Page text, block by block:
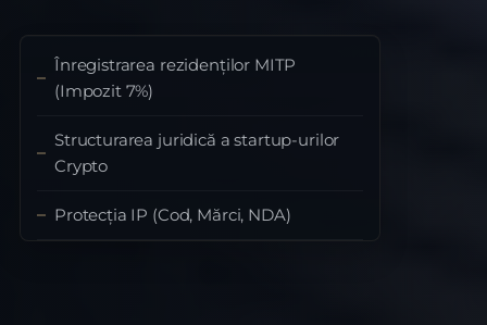
Înregistrarea rezidenților MITP
(Impozit 7%)
Structurarea juridică a startup-urilor
Crypto
Protecția IP (Cod, Mărci, NDA)